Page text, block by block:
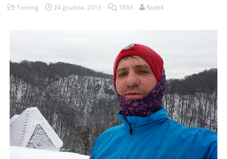
Trening 24 grudnia, 2013 1833 Radek